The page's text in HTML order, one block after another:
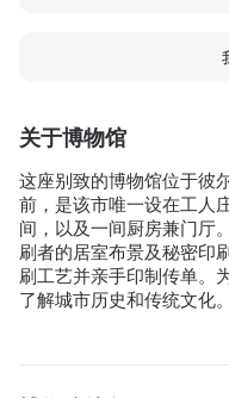
关于博物馆
这座别致的博物馆位于彼
前，是该市唯一设在工人
间，以及一间厨房兼门厅
刷者的居室布景及秘密印
刷工艺并亲手印制传单。
了解城市历史和传统文化。